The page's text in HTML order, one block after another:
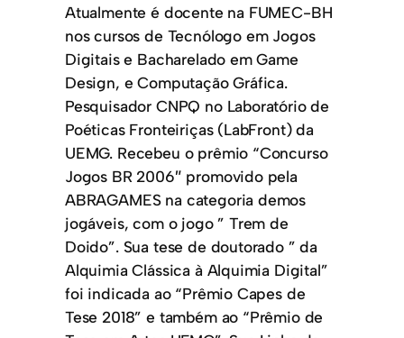
Atualmente é docente na FUMEC-BH
nos cursos de Tecnólogo em Jogos
Digitais e Bacharelado em Game
Design, e Computação Gráfica.
Pesquisador CNPQ no Laboratório de
Poéticas Fronteiriças (LabFront) da
UEMG. Recebeu o prêmio “Concurso
Jogos BR 2006″ promovido pela
ABRAGAMES na categoria demos
jogáveis, com o jogo ” Trem de
Doido”. Sua tese de doutorado ” da
Alquimia Clássica à Alquimia Digital”
foi indicada ao “Prêmio Capes de
Tese 2018” e também ao “Prêmio de